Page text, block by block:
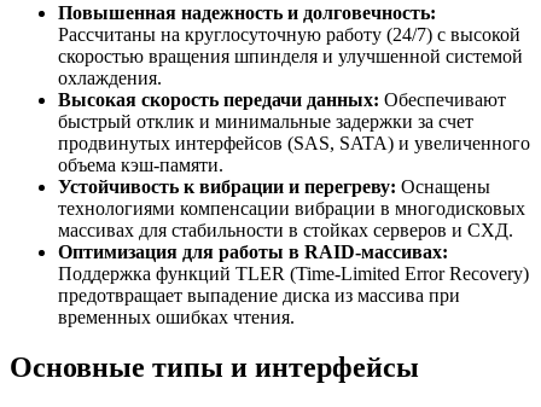
Повышенная надежность и долговечность:
Рассчитаны на круглосуточную работу (24/7) с высокой
скоростью вращения шпинделя и улучшенной системой
охлаждения.
Высокая скорость передачи данных: Обеспечивают
быстрый отклик и минимальные задержки за счет
продвинутых интерфейсов (SAS, SATA) и увеличенного
объема кэш-памяти.
Устойчивость к вибрации и перегреву: Оснащены
технологиями компенсации вибрации в многодисковых
массивах для стабильности в стойках серверов и СХД.
Оптимизация для работы в RAID-массивах:
Поддержка функций TLER (Time-Limited Error Recovery)
предотвращает выпадение диска из массива при
временных ошибках чтения.
Основные типы и интерфейсы